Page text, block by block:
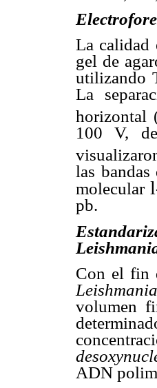
La calidad
gel de
utilizando
La
horizontal
100 V,
las
molecularl
pb.
Con el fin
Leishmania
volumen
ADN